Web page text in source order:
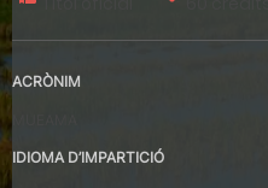
ACRÒNIM
IDIOMA D’IMPARTICIÓ